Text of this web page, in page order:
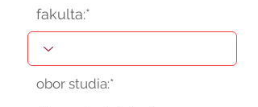
fakulta:*
obor studia:*